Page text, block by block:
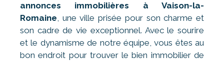
annonces immobilières à Vaison-la-
Romaine, une ville prisée pour son charme et
son cadre de vie exceptionnel. Avec le sourire
et le dynamisme de notre équipe, vous êtes au
bon endroit pour trouver le bien immobilier de